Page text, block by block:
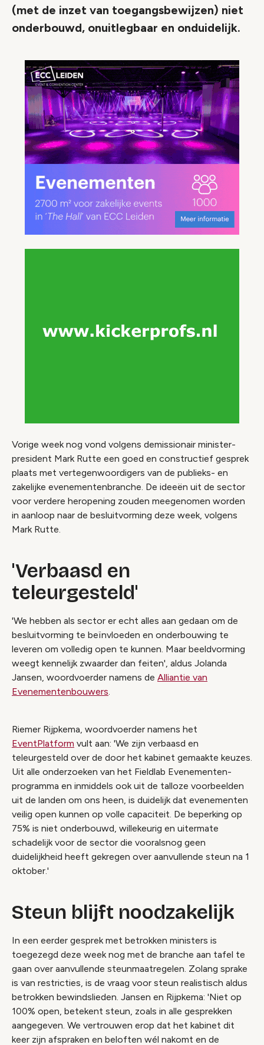
(met de inzet van toegangsbewijzen) niet
onderbouwd, onuitlegbaar en onduidelijk.
Vorige week nog vond volgens demissionair minister-
president Mark Rutte een goed en constructief gesprek
plaats met vertegenwoordigers van de publieks- en
zakelijke evenementenbranche. De ideeën uit de sector
voor verdere heropening zouden meegenomen worden
in aanloop naar de besluitvorming deze week, volgens
Mark Rutte.
'Verbaasd en
teleurgesteld'
'We hebben als sector er echt alles aan gedaan om de
besluitvorming te beïnvloeden en onderbouwing te
leveren om volledig open te kunnen. Maar beeldvorming
weegt kennelijk zwaarder dan feiten', aldus Jolanda
Jansen, woordvoerder namens de Alliantie van
Evenementenbouwers.
Riemer Rijpkema, woordvoerder namens het
EventPlatform vult aan: 'We zijn verbaasd en
teleurgesteld over de door het kabinet gemaakte keuzes.
Uit alle onderzoeken van het Fieldlab Evenementen-
programma en inmiddels ook uit de talloze voorbeelden
uit de landen om ons heen, is duidelijk dat evenementen
veilig open kunnen op volle capaciteit. De beperking op
75% is niet onderbouwd, willekeurig en uitermate
schadelijk voor de sector die vooralsnog geen
duidelijkheid heeft gekregen over aanvullende steun na 1
oktober.'
Steun blijft noodzakelijk
In een eerder gesprek met betrokken ministers is
toegezegd deze week nog met de branche aan tafel te
gaan over aanvullende steunmaatregelen. Zolang sprake
is van restricties, is de vraag voor steun realistisch aldus
betrokken bewindslieden. Jansen en Rijpkema: 'Niet op
100% open, betekent steun, zoals in alle gesprekken
aangegeven. We vertrouwen erop dat het kabinet dit
keer zijn afspraken en beloften wél nakomt en de